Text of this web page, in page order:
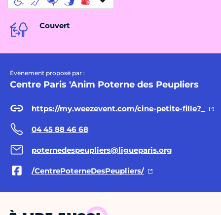
Couvert
Évènement proposé par :
Centre Paris 'Anim Poterne des Peupliers
https://my.weezevent.com/cine-petite-fille?_
04 45 88 46 68
poternedespeupliers@ligueparis.org
/CentrePoterneDesPeupliers/